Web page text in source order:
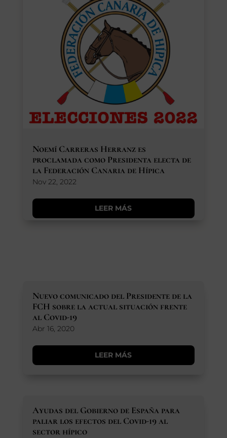
Noemí Carreras Herranz es
proclamada como Presidenta electa de
la Federación Canaria de Hípica
Nov 22, 2022
LEER MÁS
Nuevo comunicado del Presidente de la
FCH sobre la actual situación frente
al Covid-19
Abr 16, 2020
LEER MÁS
Ayudas del Gobierno de España para
paliar los efectos del Covid-19 al
sector hípico